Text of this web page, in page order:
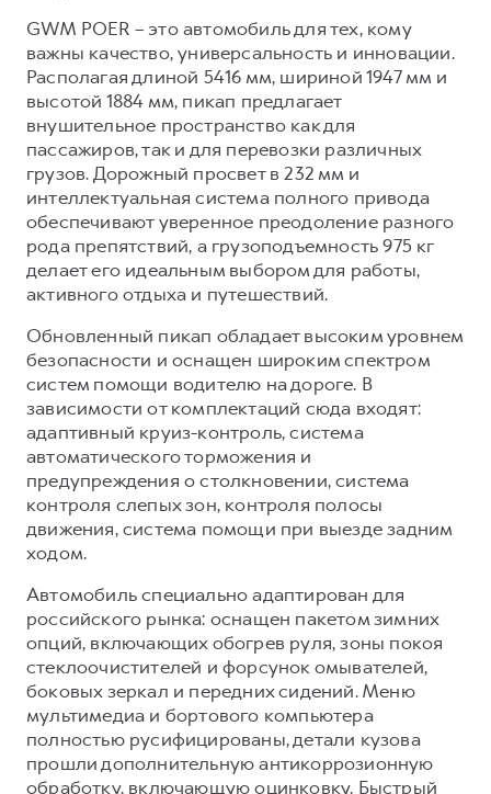
GWM POER – это автомобиль для тех, кому
важны качество, универсальность и инновации.
Располагая длиной 5416 мм, шириной 1947 мм и
высотой 1884 мм, пикап предлагает
внушительное пространство как для
пассажиров, так и для перевозки различных
грузов. Дорожный просвет в 232 мм и
интеллектуальная система полного привода
обеспечивают уверенное преодоление разного
рода препятствий, а грузоподъемность 975 кг
делает его идеальным выбором для работы,
активного отдыха и путешествий.
Обновленный пикап обладает высоким уровнем
безопасности и оснащен широким спектром
систем помощи водителю на дороге. В
зависимости от комплектаций сюда входят:
адаптивный круиз-контроль, система
автоматического торможения и
предупреждения о столкновении, система
контроля слепых зон, контроля полосы
движения, система помощи при выезде задним
ходом.
Автомобиль специально адаптирован для
российского рынка: оснащен пакетом зимних
опций, включающих обогрев руля, зоны покоя
стеклоочистителей и форсунок омывателей,
боковых зеркал и передних сидений. Меню
мультимедиа и бортового компьютера
полностью русифицированы, детали кузова
прошли дополнительную антикоррозионную
обработку, включающую оцинковку. Быстрый